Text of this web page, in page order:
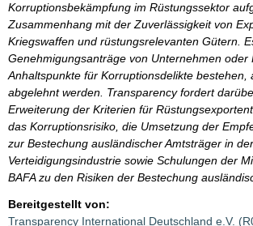
Korruptionsbekämpfung im Rüstungssektor
Zusammenhang mit der Zuverlässigkeit von
Kriegswaffen und rüstungsrelevanten Gütern.
Genehmigungsanträge von Unternehmen oder
Anhaltspunkte für Korruptionsdelikte bestehen,
abgelehnt werden. Transparency fordert
Erweiterung der Kriterien für
das Korruptionsrisiko, die Umsetzung der
zur Bestechung ausländischer Amtsträger in der
Verteidigungsindustrie sowie Schulungen der
BAFA zu den Risiken der Bestechung
Bereitgestellt von:
Transparency International Deutschland e.V.